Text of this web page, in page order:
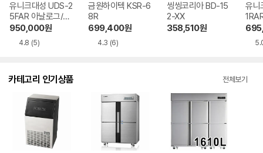
유니크대성 UDS-2
5FAR 아날로그/메
탈
950,000원
4.8 (5)
금원하이텍 KSR-6
8R
699,400원
4.3 (6)
씽씽코리아 BD-15
2-XX
358,510원
유니
카테고리 인기상품 전체보기